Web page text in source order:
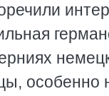
особенно